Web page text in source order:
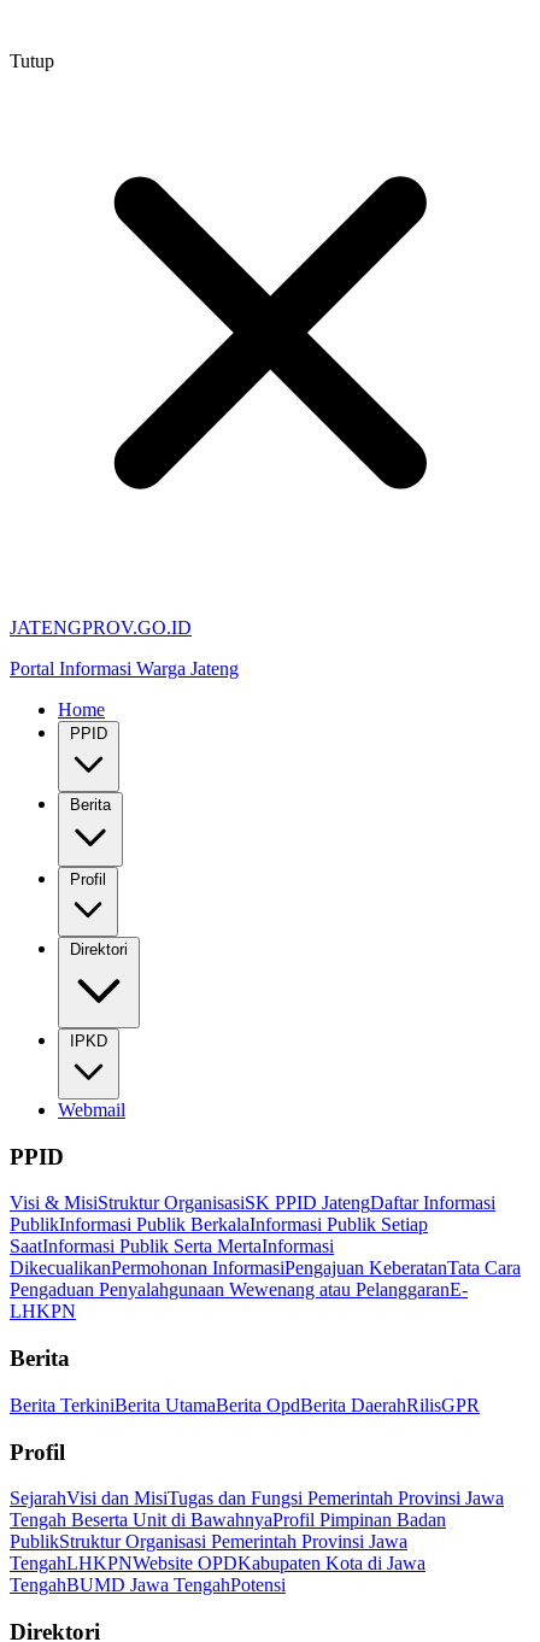
Tutup
JATENGPROV.GO.ID
Portal Informasi Warga Jateng
Home
PPID
Berita
Profil
Direktori
IPKD
Webmail
PPID
Visi & MisiStruktur OrganisasiSK PPID JatengDaftar Informasi
PublikInformasi Publik BerkalaInformasi Publik Setiap
SaatInformasi Publik Serta MertaInformasi
DikecualikanPermohonan InformasiPengajuan KeberatanTata Cara
Pengaduan Penyalahgunaan Wewenang atau PelanggaranE-
LHKPN
Berita
Berita TerkiniBerita UtamaBerita OpdBerita DaerahRilisGPR
Profil
SejarahVisi dan MisiTugas dan Fungsi Pemerintah Provinsi Jawa
Tengah Beserta Unit di BawahnyaProfil Pimpinan Badan
PublikStruktur Organisasi Pemerintah Provinsi Jawa
TengahLHKPNWebsite OPDKabupaten Kota di Jawa
TengahBUMD Jawa TengahPotensi
Direktori